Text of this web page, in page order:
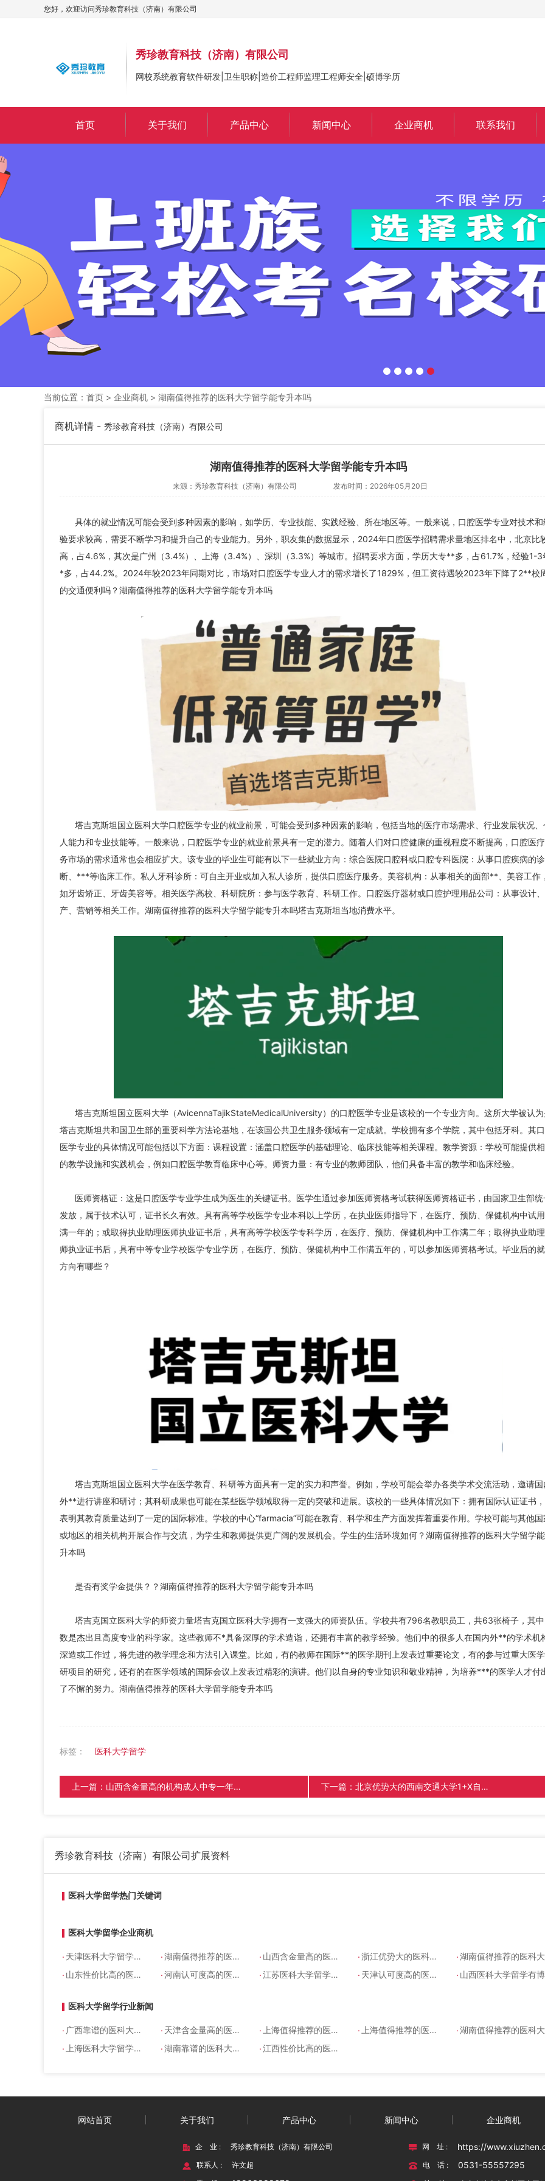
您好，欢迎访问秀珍教育科技（济南）有限公司
秀珍教育科技（济南）有限公司
网校系统教育软件研发|卫生职称|造价工程师监理工程师安全|硕博学历
首页 关于我们 产品中心 新闻中心 企业商机 联系我们
当前位置： 首页 > 企业商机 > 湖南值得推荐的医科大学留学能专升本吗
商机详情 - 秀珍教育科技（济南）有限公司
湖南值得推荐的医科大学留学能专升本吗
来源： 秀珍教育科技（济南）有限公司 发布时间：2026年05月20日
具体的就业情况可能会受到多种因素的影响，如学历、专业技能、实践经验、所在地区等。一般来说，口腔医学专业对技术和
验要求较高，需要不断学习和提升自己的专业能力。另外，职友集的数据显示，2024年口腔医学招聘需求量地区排名中，北京比
高，占4.6%，其次是广州（3.4%）、上海（3.4%）、深圳（3.3%）等城市。招聘要求方面，学历大专**多，占61.7%，经验1-3
*多，占44.2%。2024年较2023年同期对比，市场对口腔医学专业人才的需求增长了1829%，但工资待遇较2023年下降了2**校
的交通便利吗？湖南值得推荐的医科大学留学能专升本吗
塔吉克斯坦国立医科大学口腔医学专业的就业前景，可能会受到多种因素的影响，包括当地的医疗市场需求、行业发展状况、
人能力和专业技能等。一般来说，口腔医学专业的就业前景具有一定的潜力。随着人们对口腔健康的重视程度不断提高，口腔医
务市场的需求通常也会相应扩大。该专业的毕业生可能有以下一些就业方向：综合医院口腔科或口腔专科医院：从事口腔疾病的诊
断、***等临床工作。私人牙科诊所：可自主开业或加入私人诊所，提供口腔医疗服务。美容机构：从事相关的面部**、美容工作，
如牙齿矫正、牙齿美容等。相关医学高校、科研院所：参与医学教育、科研工作。口腔医疗器材或口腔护理用品公司：从事设计
产、营销等相关工作。湖南值得推荐的医科大学留学能专升本吗塔吉克斯坦当地消费水平。
塔吉克斯坦国立医科大学（AvicennaTajikStateMedicalUniversity）的口腔医学专业是该校的一个专业方向。这所大学被认为
塔吉克斯坦共和国卫生部的重要科学方法论基地，在该国公共卫生服务领域有一定成就。学校拥有多个学院，其中包括牙科。其
医学专业的具体情况可能包括以下方面：课程设置：涵盖口腔医学的基础理论、临床技能等相关课程。教学资源：学校可能提供
的教学设施和实践机会，例如口腔医学教育临床中心等。师资力量：有专业的教师团队，他们具备丰富的教学和临床经验。
医师资格证：这是口腔医学专业学生成为医生的关键证书。医学生通过参加医师资格考试获得医师资格证书，由国家卫生部统
发放，属于技术认可，证书长久有效。具有高等学校医学专业本科以上学历，在执业医师指导下，在医疗、预防、保健机构中试
满一年的；或取得执业助理医师执业证书后，具有高等学校医学专科学历，在医疗、预防、保健机构中工作满二年；取得执业助
师执业证书后，具有中等专业学校医学专业学历，在医疗、预防、保健机构中工作满五年的，可以参加医师资格考试。毕业后的
方向有哪些？
塔吉克斯坦国立医科大学在医学教育、科研等方面具有一定的实力和声誉。例如，学校可能会举办各类学术交流活动，邀请国
外**进行讲座和研讨；其科研成果也可能在某些医学领域取得一定的突破和进展。该校的一些具体情况如下：拥有国际认证证书
表明其教育质量达到了一定的国际标准。学校的中心“farmacia”可能在教育、科学和生产方面发挥着重要作用。学校可能与其他国
或地区的相关机构开展合作与交流，为学生和教师提供更广阔的发展机会。学生的生活环境如何？湖南值得推荐的医科大学留学
升本吗
是否有奖学金提供？？湖南值得推荐的医科大学留学能专升本吗
塔吉克国立医科大学的师资力量塔吉克国立医科大学拥有一支强大的师资队伍。学校共有796名教职员工，共63张椅子，其
数是杰出且高度专业的科学家。这些教师不*具备深厚的学术造诣，还拥有丰富的教学经验。他们中的很多人在国内外**的学术机
深造或工作过，将先进的教学理念和方法引入课堂。比如，有的教师在国际**的医学期刊上发表过重要论文，有的参与过重大医
研项目的研究，还有的在医学领域的国际会议上发表过精彩的演讲。他们以自身的专业知识和敬业精神，为培养***的医学人才付
了不懈的努力。湖南值得推荐的医科大学留学能专升本吗
标签： 医科大学留学
上一篇： 山西含金量高的机构成人中专一年制有哪些 下一篇： 北京优势大的西南交通大学1+X自考有哪些
秀珍教育科技（济南）有限公司扩展资料
医科大学留学热门关键词
医科大学留学企业商机
. 天津医科大学留学机构哪家靠谱 .湖南值得推荐的医科大学留学能专升本吗 . 山西含金量高的医科大学留学机构 .浙江优势大的医科大学留学机构哪个正规 .湖南值得推荐的医科大学留学能专升本吗
. 山东性价比高的医科大学留学要多少钱 .河南认可度高的医科大学留学机构哪家靠谱 .江苏医科大学留学能高起本吗 . 天津认可度高的医科大学留学是全日制吗 . 山西医科大学留学有博士吗
医科大学留学行业新闻
. 广西靠谱的医科大学留学能高起本吗 . 天津含金量高的医科大学留学机构 . 上海值得推荐的医科大学留学学费多少 . 上海值得推荐的医科大学留学学费多少 .湖南值得推荐的医科大学留学能专升本吗
. 上海医科大学留学机构哪个正规 .湖南靠谱的医科大学留学机构 .江西性价比高的医科大学留学学费多少
网站首页 关于我们 产品中心 新闻中心 企业商机
企 业 : 秀珍教育科技（济南）有限公司 网 址 : https://
联系人 : 许文超 电 话 : 0531-55557295